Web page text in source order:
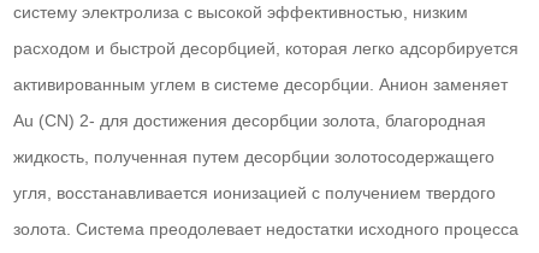
систему электролиза с высокой эффективностью, низким
расходом и быстрой десорбцией, которая легко адсорбируется
активированным углем в системе десорбции. Анион заменяет
Au (CN) 2- для достижения десорбции золота, благородная
жидкость, полученная путем десорбции золотосодержащего
угля, восстанавливается ионизацией с получением твердого
золота. Система преодолевает недостатки исходного процесса